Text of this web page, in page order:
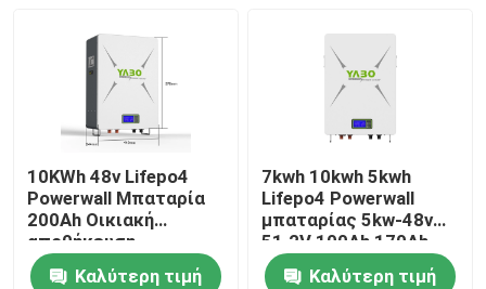
10KWh 48v Lifepo4
Powerwall Μπαταρία
200Ah Οικιακή
αποθήκευση
ενέργειας
Καλύτερη τιμή
7kwh 10kwh 5kwh
Lifepo4 Powerwall
μπαταρίας 5kw-48v
51.2V 100Ah 170Ah
230Ah 200Ah
Καλύτερη τιμή